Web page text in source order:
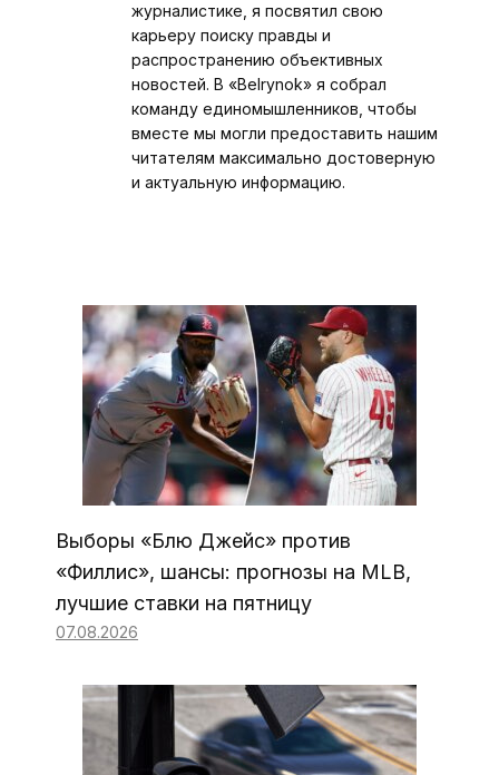
журналистике, я посвятил свою
карьеру поиску правды и
распространению объективных
новостей. В «Belrynok» я собрал
команду единомышленников, чтобы
вместе мы могли предоставить нашим
читателям максимально достоверную
и актуальную информацию.
Выборы «Блю Джейс» против
«Филлис», шансы: прогнозы на MLB,
лучшие ставки на пятницу
07.08.2026